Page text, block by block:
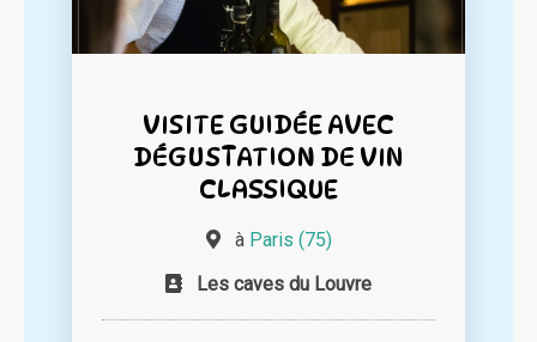
VISITE GUIDÉE AVEC
DÉGUSTATION DE VIN
CLASSIQUE
à Paris (75)
Les caves du Louvre